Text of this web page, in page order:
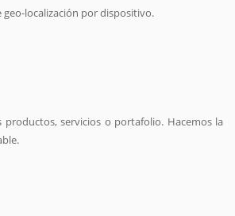
localización por dispositivo.
servicios o portafolio. Hacemos la